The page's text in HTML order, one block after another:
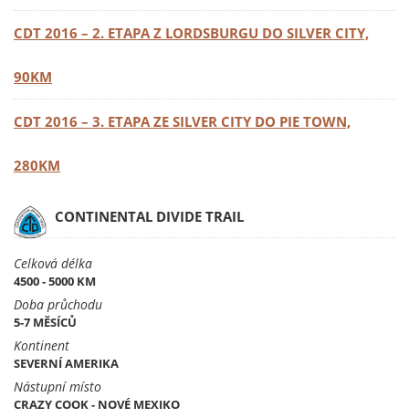
CDT 2016 – 2. ETAPA Z LORDSBURGU DO SILVER CITY,
90KM
CDT 2016 – 3. ETAPA ZE SILVER CITY DO PIE TOWN,
280KM
CONTINENTAL DIVIDE TRAIL
Celková délka
4500 - 5000 KM
Doba průchodu
5-7 MĚSÍCŮ
Kontinent
SEVERNÍ AMERIKA
Nástupní místo
CRAZY COOK - NOVÉ MEXIKO